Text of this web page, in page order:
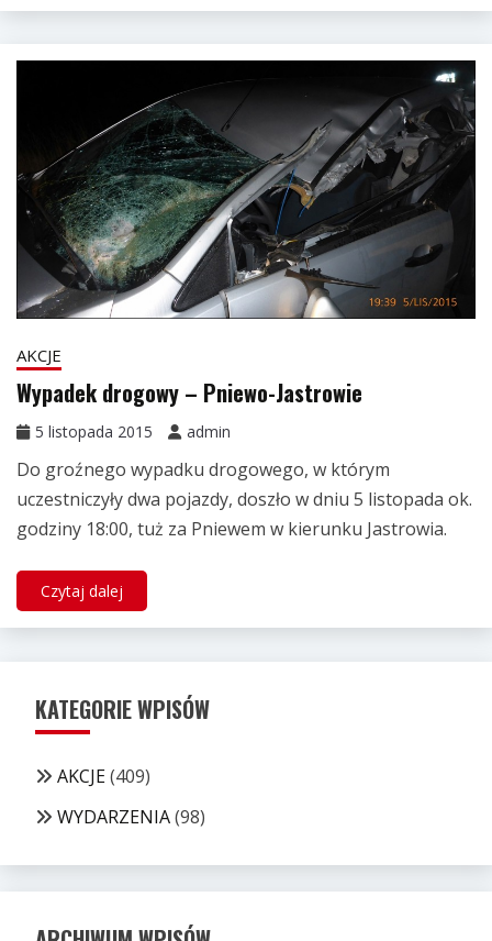
AKCJE
Wypadek drogowy – Pniewo-Jastrowie
5 listopada 2015 admin
Do groźnego wypadku drogowego, w którym
uczestniczyły dwa pojazdy, doszło w dniu 5 listopada ok.
godziny 18:00, tuż za Pniewem w kierunku Jastrowia.
Czytaj dalej
KATEGORIE WPISÓW
AKCJE(409)
WYDARZENIA(98)